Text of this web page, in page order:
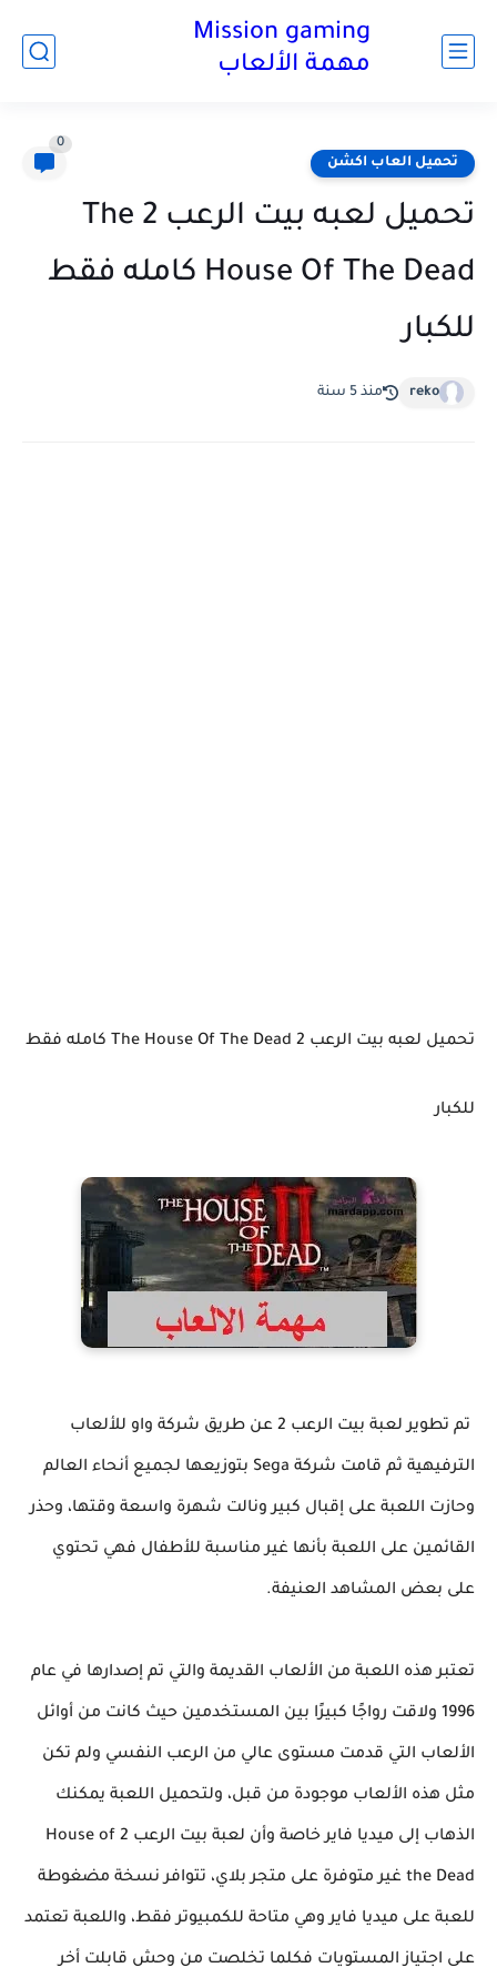
Mission gaming
مهمة الألعاب
تحميل العاب اكشن
0
تحميل لعبه بيت الرعب 2 The
House Of The Dead كامله فقط
للكبار
reko منذ 5 سنة
تحميل لعبه بيت الرعب 2 The House Of The Dead كامله فقط
للكبار
تم تطوير لعبة بيت الرعب 2 عن طريق شركة واو للألعاب
الترفيهية ثم قامت شركة Sega بتوزيعها لجميع أنحاء العالم
وحازت اللعبة على إقبال كبير ونالت شهرة واسعة وقتها، وحذر
القائمين على اللعبة بأنها غير مناسبة للأطفال فهي تحتوي
على بعض المشاهد العنيفة.
تعتبر هذه اللعبة من الألعاب القديمة والتي تم إصدارها في عام
1996 ولاقت رواجًا كبيرًا بين المستخدمين حيث كانت من أوائل
الألعاب التي قدمت مستوى عالي من الرعب النفسي ولم تكن
مثل هذه الألعاب موجودة من قبل، ولتحميل اللعبة يمكنك
الذهاب إلى ميديا فاير خاصة وأن لعبة بيت الرعب 2 House of
the Dead غير متوفرة على متجر بلاي، تتوافر نسخة مضغوطة
للعبة على ميديا فاير وهي متاحة للكمبيوتر فقط، واللعبة تعتمد
على اجتياز المستويات فكلما تخلصت من وحش قابلت أخر